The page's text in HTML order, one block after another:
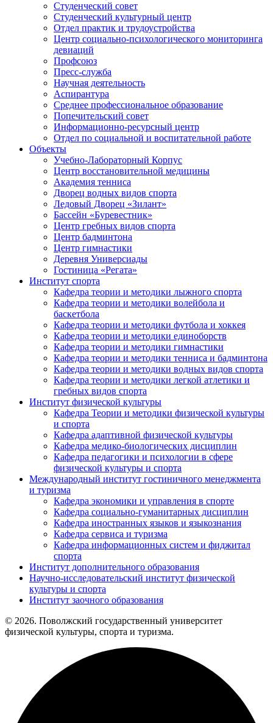
Студенческий совет
Студенческий культурный центр
Отдел практик и трудоустройства
Центр социально-психологического мониторинга
девиаций
Профсоюз
Пресс-служба
Научная деятельность
Аспирантура
Среднее профессиональное образование
Попечительский совет
Информационно-ресурсный центр
Отдел по социальной и воспитательной работе
Объекты
Учебно-Лабораторный Корпус
Центр восстановительной медицины
Академия тенниса
Дворец водных видов спорта
Ледовый Дворец «Зилант»
Бассейн «Буревестник»
Центр гребных видов спорта
Центр бадминтона
Центр гимнастики
Деревня Универсиады
Гостиница «Регата»
Институт спорта
Кафедра теории и методики лыжного спорта
Кафедра теории и методики волейбола и
баскетбола
Кафедра теории и методики футбола и хоккея
Кафедра теории и методики единоборств
Кафедра теории и методики гимнастики
Кафедра теории и методики тенниса и бадминтона
Кафедра теории и методики водных видов спорта
Кафедра теории и методики легкой атлетики и
гребных видов спорта
Институт физической культуры
Кафедра Теории и методики физической культуры
и спорта
Кафедра адаптивной физической культуры
Кафедра медико-биологических дисциплин
Кафедра педагогики и психологии в сфере
физической культуры и спорта
Международный институт гостиничного менеджмента
и туризма
Кафедра экономики и управления в спорте
Кафедра социально-гуманитарных дисциплин
Кафедра иностранных языков и языкознания
Кафедра сервиса и туризма
Кафедра информационных систем и фиджитал
спорта
Институт дополнительного образования
Научно-исследовательский институт физической
культуры и спорта
Институт заочного образования
© 2026. Поволжский государственный университет
физической культуры, спорта и туризма.